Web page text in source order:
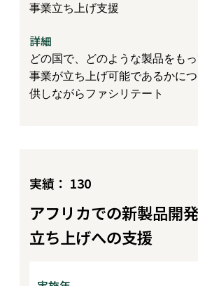
事業立ち上げ支援
詳細
どの国で、どのような製品をも
事業が立ち上げ可能であるかに
供しながらファシリテート
実績： 130
アフリカでの新製品開
立ち上げへの支援